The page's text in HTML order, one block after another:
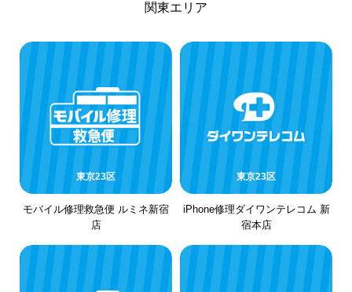
関東エリア
東京23区
モバイル修理救急便 ルミネ新宿
店
東京23区
iPhone修理ダイワンテレコム 新
宿本店